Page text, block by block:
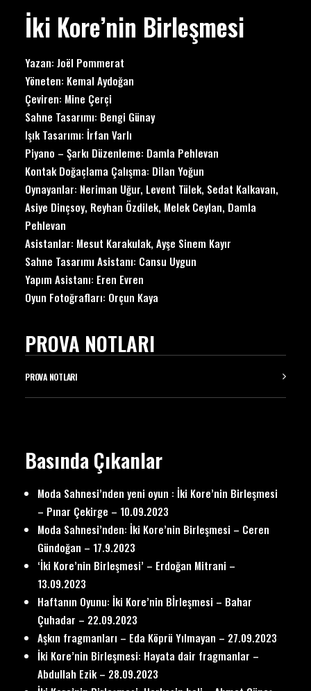
İki Kore’nin Birleşmesi
Yazan: Joël Pommerat
Yöneten: Kemal Aydoğan
Çeviren: Mine Çerçi
Sahne Tasarımı: Bengi Günay
Işık Tasarımı: İrfan Varlı
Piyano – Şarkı Düzenleme: Damla Pehlevan
Kontak Doğaçlama Çalışma: Dilan Yoğun
Oynayanlar: Neriman Uğur, Levent Tülek, Sedat Kalkavan,
Asiye Dinçsoy, Reyhan Özdilek, Melek Ceylan, Damla
Pehlevan
Asistanlar: Mesut Karakulak, Ayşe Sinem Kayır
Sahne Tasarımı Asistanı: Cansu Uygun
Yapım Asistanı: Eren Evren
Oyun Fotoğrafları: Orçun Kaya
PROVA NOTLARI
PROVA NOTLARI
Basında Çıkanlar
Moda Sahnesi’nden yeni oyun : İki Kore’nin Birleşmesi
– Pınar Çekirge – 10.09.2023
Moda Sahnesi’nden: İki Kore’nin Birleşmesi – Ceren
Gündoğan – 17.9.2023
‘İki Kore’nin Birleşmesi’ – Erdoğan Mitrani –
13.09.2023
Haftanın Oyunu: İki Kore’nin Bİrleşmesi – Bahar
Çuhadar – 22.09.2023
Aşkın fragmanları – Eda Köprü Yılmayan – 27.09.2023
İki Kore’nin Birleşmesi: Hayata dair fragmanlar –
Abdullah Ezik – 28.09.2023